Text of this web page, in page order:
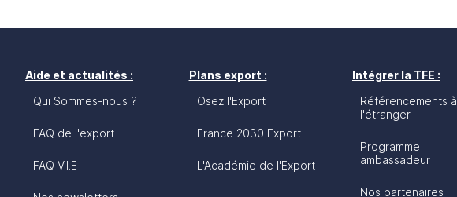
Aide et actualités :
Qui Sommes-nous ?
FAQ de l'export
FAQ V.I.E
Plans export :
Osez l'Export
France 2030 Export
L'Académie de l'Export
Intégrer la TFE :
Référencements à
l'étranger
Programme
ambassadeur
Nos partenaires